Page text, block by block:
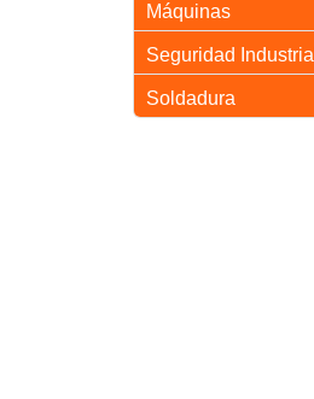
Máquinas
Seguridad Industrial
Soldadura